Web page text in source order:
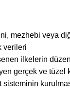
mezhebi veya
verileri
ilkelerin
gerçek ve tüzel
sisteminin